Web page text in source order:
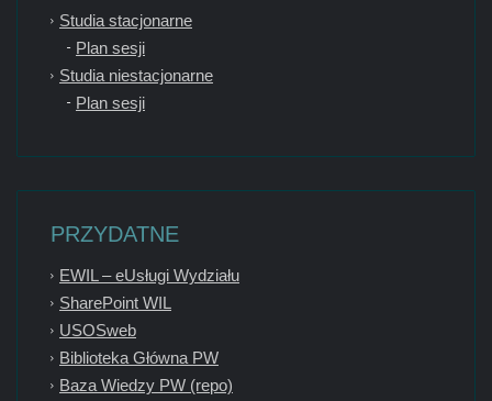
Studia stacjonarne
Plan sesji
Studia niestacjonarne
Plan sesji
PRZYDATNE
EWIL – eUsługi Wydziału
SharePoint WIL
USOSweb
Biblioteka Główna PW
Baza Wiedzy PW (repo)